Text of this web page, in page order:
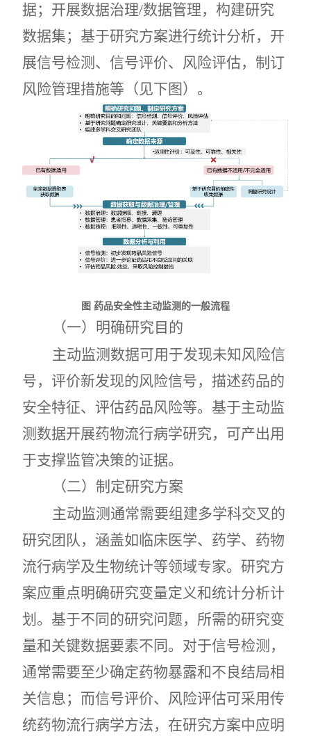
据；开展数据治理/数据管理，构建研究
数据集；基于研究方案进行统计分析，开
展信号检测、信号评价、风险评估，制订
风险管理措施等（见下图）。
图 药品安全性主动监测的一般流程
（一）明确研究目的
主动监测数据可用于发现未知风险信
号，评价新发现的风险信号，描述药品的
安全特征、评估药品风险等。基于主动监
测数据开展药物流行病学研究，可产出用
于支撑监管决策的证据。
（二）制定研究方案
主动监测通常需要组建多学科交叉的
研究团队，涵盖如临床医学、药学、药物
流行病学及生物统计等领域专家。研究方
案应重点明确研究变量定义和统计分析计
划。基于不同的研究问题，所需的研究变
量和关键数据要素不同。对于信号检测，
通常需要至少确定药物暴露和不良结局相
关信息；而信号评价、风险评估可采用传
统药物流行病学方法，在研究方案中应明